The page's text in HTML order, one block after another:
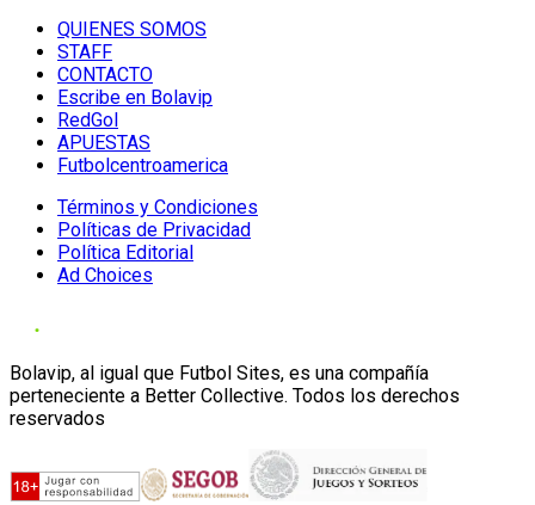
QUIENES SOMOS
STAFF
CONTACTO
Escribe en Bolavip
RedGol
APUESTAS
Futbolcentroamerica
Términos y Condiciones
Políticas de Privacidad
Política Editorial
Ad Choices
Bolavip, al igual que Futbol Sites, es una compañía
perteneciente a Better Collective. Todos los derechos
reservados